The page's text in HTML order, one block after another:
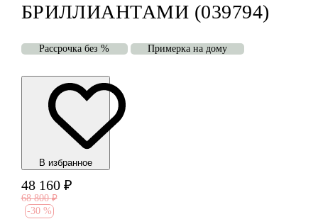
БРИЛЛИАНТАМИ (039794)
Рассрочка без % Примерка на дому
В избранноe
48 160 ₽
68 800 ₽
-30 %